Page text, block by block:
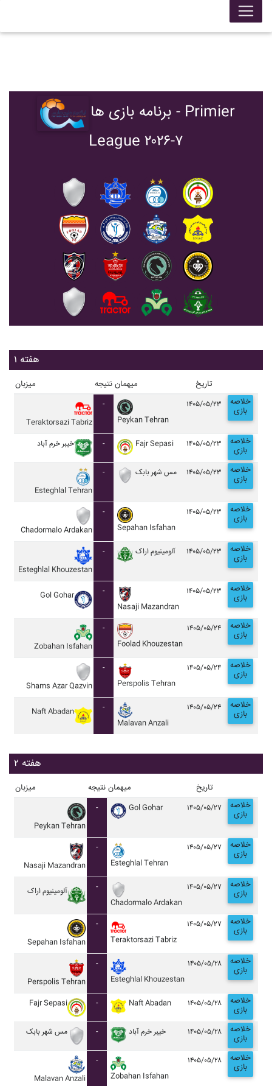
برنامه بازی ها - Primier
League ۲۰۲۶-۷
هفته ۱
میزبان نتیجه میهمان تاریخ
Teraktorsazi Tabriz
-
Peykan Tehran
۱۴۰۵/۰۵/۲۳ خلاصه
بازی
خيبر خرم آباد - Fajr Sepasi ۱۴۰۵/۰۵/۲۳ خلاصه
بازی
Esteghlal Tehran
- مس شهر بابک ۱۴۰۵/۰۵/۲۳ خلاصه
بازی
Chadormalo Ardakan
-
Sepahan Isfahan
۱۴۰۵/۰۵/۲۳ خلاصه
بازی
Esteghlal Khouzestan
- آلومينيوم اراک ۱۴۰۵/۰۵/۲۳ خلاصه
بازی
Gol Gohar
-
Nasaji Mazandran
۱۴۰۵/۰۵/۲۳ خلاصه
بازی
Zobahan Isfahan
-
Foolad Khouzestan
۱۴۰۵/۰۵/۲۴ خلاصه
بازی
Shams Azar Qazvin
-
Perspolis Tehran
۱۴۰۵/۰۵/۲۴ خلاصه
بازی
Naft Abadan
-
Malavan Anzali
۱۴۰۵/۰۵/۲۴ خلاصه
بازی
هفته ۲
میزبان نتیجه میهمان تاریخ
Peykan Tehran
- Gol Gohar ۱۴۰۵/۰۵/۲۷ خلاصه
بازی
Nasaji Mazandran
-
Esteghlal Tehran
۱۴۰۵/۰۵/۲۷ خلاصه
بازی
آلومينيوم اراک
-
Chadormalo Ardakan
۱۴۰۵/۰۵/۲۷ خلاصه
بازی
Sepahan Isfahan
-
Teraktorsazi Tabriz
۱۴۰۵/۰۵/۲۷ خلاصه
بازی
Perspolis Tehran
-
Esteghlal Khouzestan
۱۴۰۵/۰۵/۲۸ خلاصه
بازی
Fajr Sepasi - Naft Abadan ۱۴۰۵/۰۵/۲۸ خلاصه
بازی
مس شهر بابک - خيبر خرم آباد ۱۴۰۵/۰۵/۲۸ خلاصه
بازی
Malavan Anzali
-
Zobahan Isfahan
۱۴۰۵/۰۵/۲۸ خلاصه
بازی